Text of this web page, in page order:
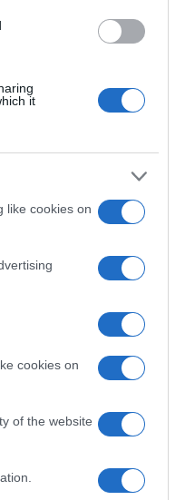
it
like cookies on
cookies on
of the website